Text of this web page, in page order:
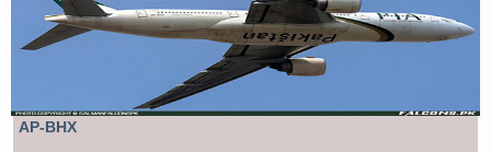
AP-BHX